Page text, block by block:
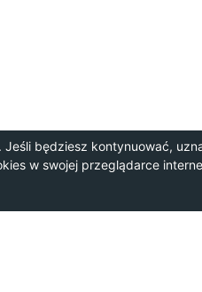
będziesz kontynuować,
w swojej przeglądarce